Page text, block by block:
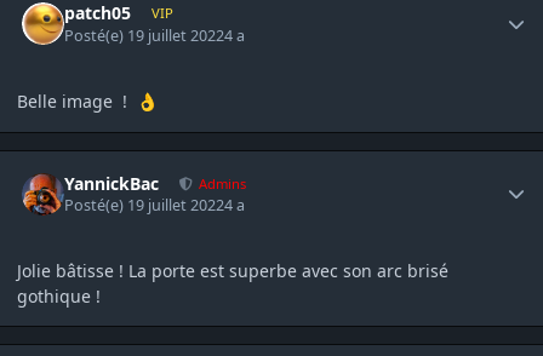
patch05 VIP
Posté(e) 19 juillet 20224 a
Belle image ! 👌
YannickBac Admins
Posté(e) 19 juillet 20224 a
Jolie bâtisse ! La porte est superbe avec son arc brisé
gothique !